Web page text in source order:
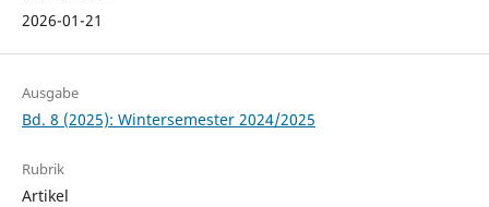
2026-01-21
Ausgabe
Bd. 8 (2025): Wintersemester 2024/2025
Rubrik
Artikel